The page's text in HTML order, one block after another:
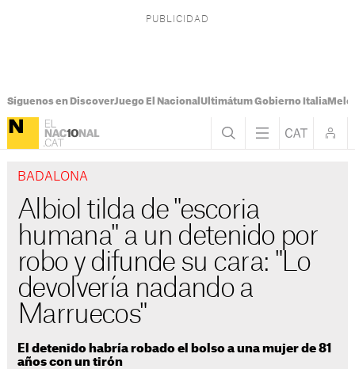
Síguenos en DiscoverJuego El Nacional Ultimátum Gobierno Italia
BADALONA
Albiol tilda de "escoria
humana" a un detenido por
robo y difunde su cara: "Lo
devolvería nadando a
Marruecos"
El detenido habría robado el bolso a una mujer de 81
años con un tirón